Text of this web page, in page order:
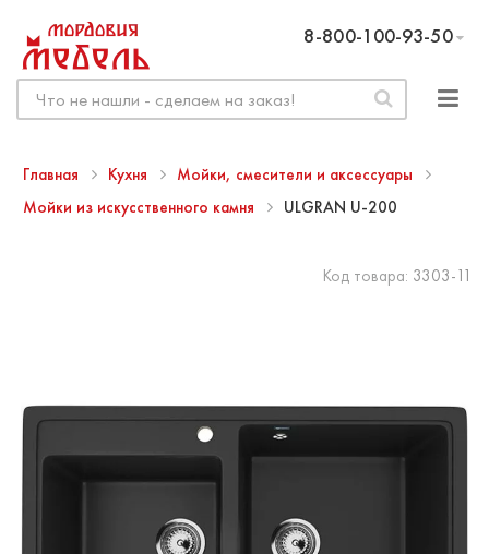
8-800-100-93-50
Главная Кухня
Мойки, смесители и аксессуары
Мойки из искусственного камня
ULGRAN U-200
Код товара: 3303-11